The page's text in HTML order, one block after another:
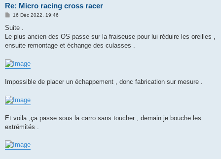
Re: Micro racing cross racer
M
s
a
g
16 Déc 2022, 19:46
Suite .
Le plus ancien des OS passe sur la fraiseuse pour lui réduire les oreilles ,
ensuite remontage et échange des culasses .
Impossible de placer un échappement , donc fabrication sur mesure .
Et voila ,ça passe sous la carro sans toucher , demain je bouche les
extrémités .